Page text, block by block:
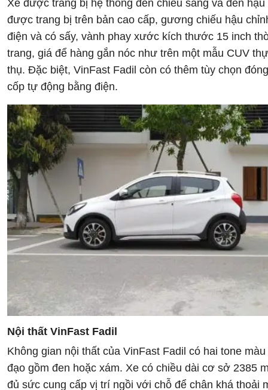
Xe được trang bị hệ thống đèn chiếu sáng và đèn hậu
được trang bị trên bản cao cấp, gương chiếu hậu
điện và có sấy, vành phay xước kích thước 15 inch
trang, giá để hàng gắn nóc như trên một mẫu CUV
thụ. Đặc biệt, VinFast Fadil còn có thêm tùy chọn
cốp tự động bằng điện.
Nội thất VinFast Fadil
Không gian nội thất của VinFast Fadil có hai tone màu
đạo gồm đen hoặc xám. Xe có chiều dài cơ sở 2385
đủ sức cung cấp vị trí ngồi với chỗ để chân khá thoải